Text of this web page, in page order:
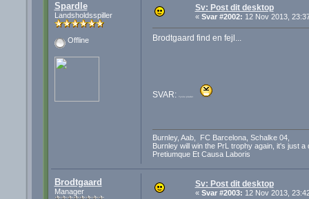
Spardle
Landsholdsspiller
Offline
Sv: Post dit desktop
« Svar #2002: 12 Nov 2013,
Brodtgaard find en fejl...
SVAR: Tyske plader
Burnley, Aab, FC Barcelona, Schalke 04,
Burnley will win the PrL trophy again, it's just a
Pretiumque Et Causa Laboris
Brodtgaard
Manager
Sv: Post dit desktop
« Svar #2003: 12 Nov 2013,